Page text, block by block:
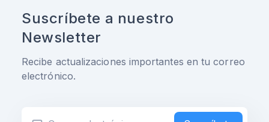
Suscríbete a nuestro
Newsletter
Recibe actualizaciones importantes en tu correo
electrónico.